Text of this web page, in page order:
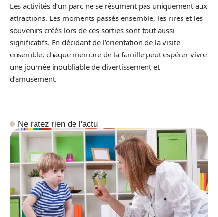
Les activités d’un parc ne se résument pas uniquement aux
attractions. Les moments passés ensemble, les rires et les
souvenirs créés lors de ces sorties sont tout aussi
significatifs. En décidant de l’orientation de la visite
ensemble, chaque membre de la famille peut espérer vivre
une journée inoubliable de divertissement et
d’amusement.
Ne ratez rien de l'actu